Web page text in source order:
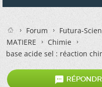
Forum
Futura-
MATIERE
Chimie
base acide sel : réaction
